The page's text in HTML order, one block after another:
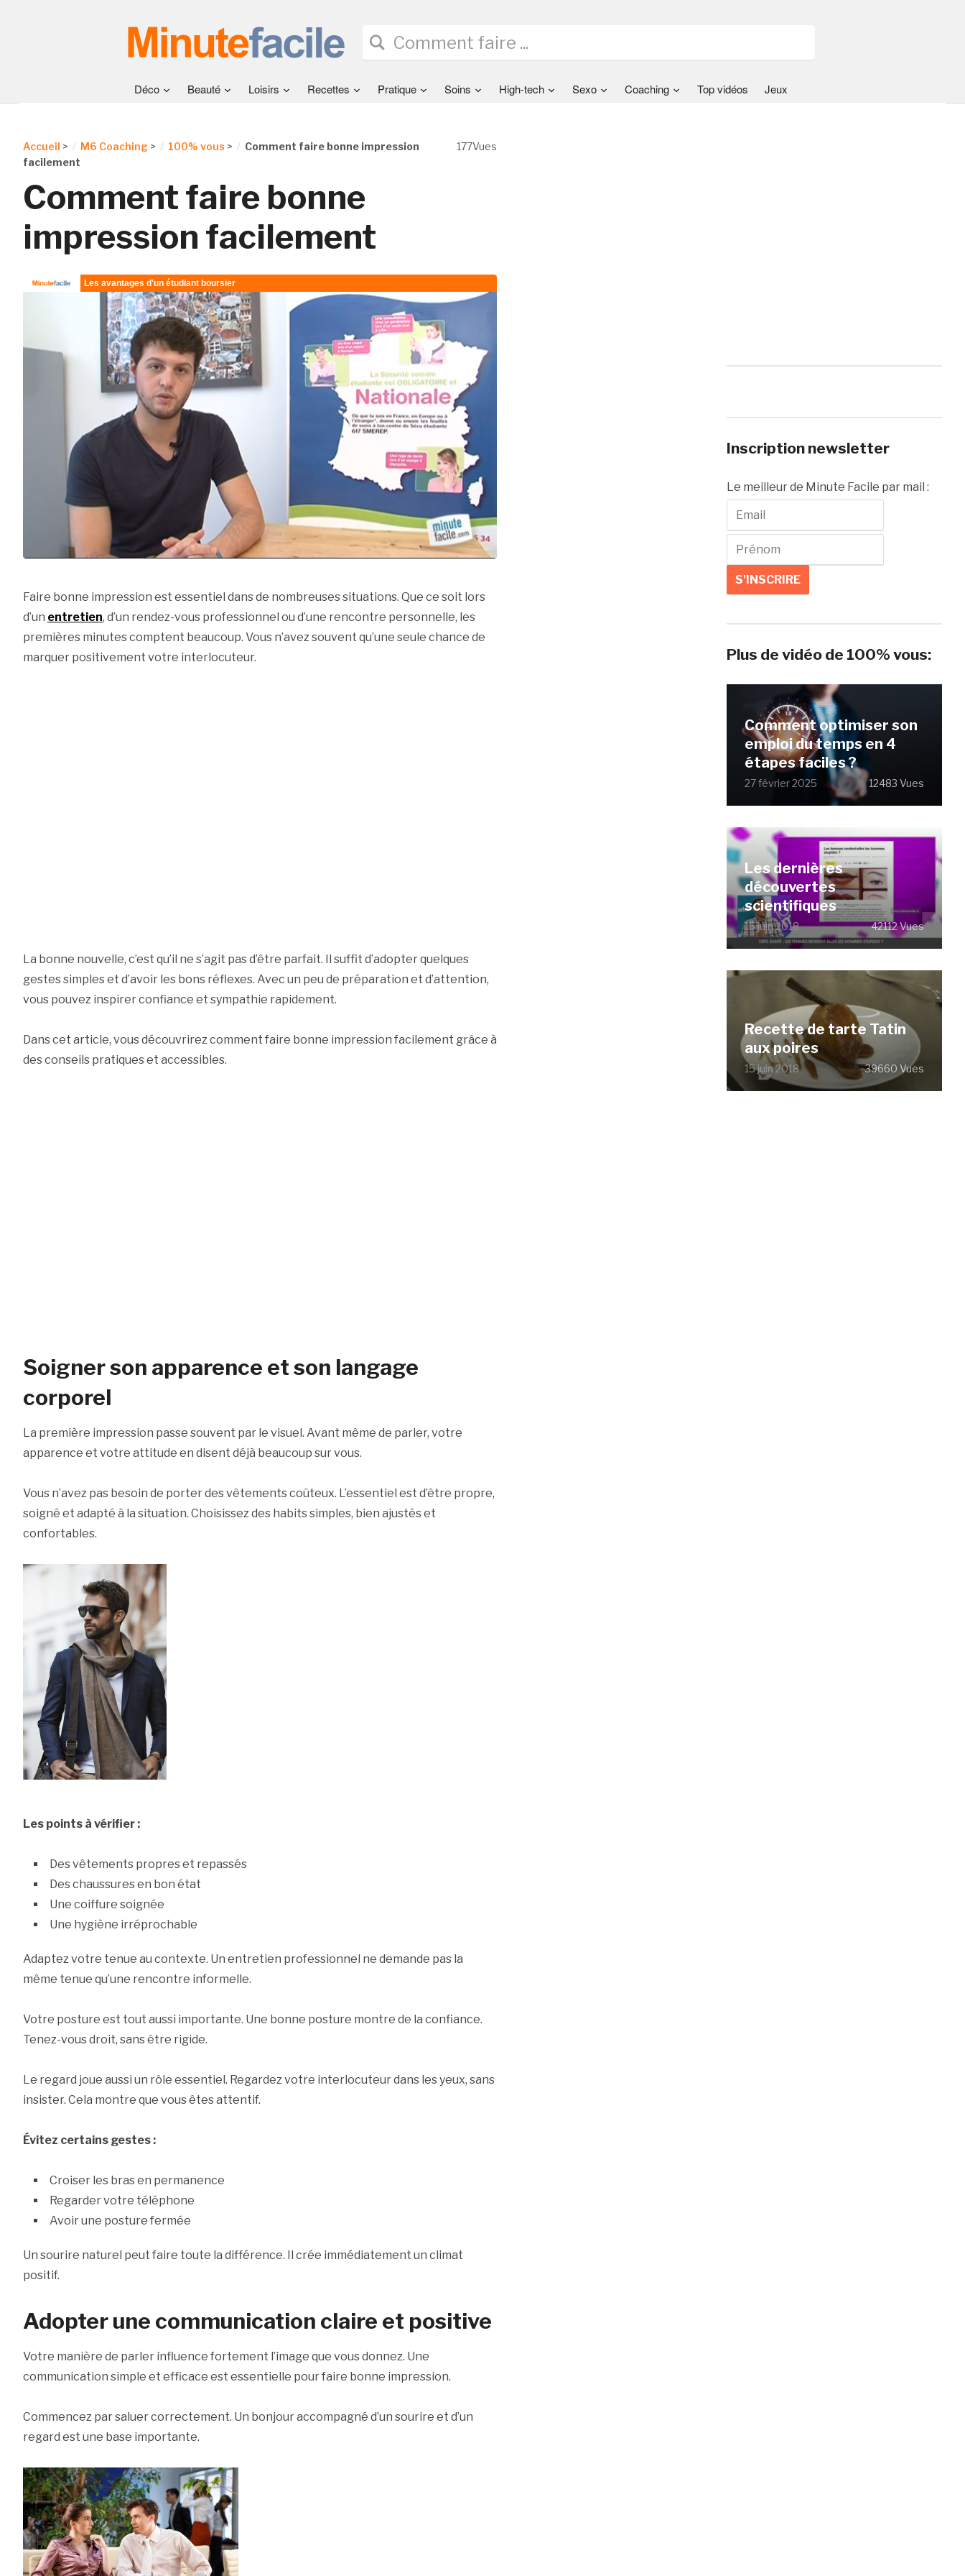
Déco Beauté Loisirs Recettes Pratique Soins High-tech Sexo Coaching Top vidéos Jeux
177Vues
Accueil > M6 Coaching > 100% vous >
Comment faire bonne impression
facilement
Comment faire bonne
impression facilement
Faire bonne impression est essentiel dans de nombreuses situations. Que ce soit lors
d’un entretien, d’un rendez-vous professionnel ou d’une rencontre personnelle, les
premières minutes comptent beaucoup. Vous n’avez souvent qu’une seule chance de
marquer positivement votre interlocuteur.
La bonne nouvelle, c’est qu’il ne s’agit pas d’être parfait. Il suffit d’adopter quelques
gestes simples et d’avoir les bons réflexes. Avec un peu de préparation et d’attention,
vous pouvez inspirer confiance et sympathie rapidement.
Dans cet article, vous découvrirez comment faire bonne impression facilement grâce à
des conseils pratiques et accessibles.
Soigner son apparence et son langage
corporel
La première impression passe souvent par le visuel. Avant même de parler, votre
apparence et votre attitude en disent déjà beaucoup sur vous.
Vous n’avez pas besoin de porter des vêtements coûteux. L’essentiel est d’être propre,
soigné et adapté à la situation. Choisissez des habits simples, bien ajustés et
confortables.
Les points à vérifier :
Des vêtements propres et repassés
Des chaussures en bon état
Une coiffure soignée
Une hygiène irréprochable
Adaptez votre tenue au contexte. Un entretien professionnel ne demande pas la
même tenue qu’une rencontre informelle.
Votre posture est tout aussi importante. Une bonne posture montre de la confiance.
Tenez-vous droit, sans être rigide.
Le regard joue aussi un rôle essentiel. Regardez votre interlocuteur dans les yeux, sans
insister. Cela montre que vous êtes attentif.
Évitez certains gestes :
Croiser les bras en permanence
Regarder votre téléphone
Avoir une posture fermée
Un sourire naturel peut faire toute la différence. Il crée immédiatement un climat
positif.
Adopter une communication claire et positive
Votre manière de parler influence fortement l’image que vous donnez. Une
communication simple et efficace est essentielle pour faire bonne impression.
Commencez par saluer correctement. Un bonjour accompagné d’un sourire et d’un
regard est une base importante.
Inscription newsletter
Le meilleur de Minute Facile par mail :
Plus de vidéo de 100% vous:
Comment optimiser son
emploi du temps en 4
étapes faciles ?
27 février 2025 12483 Vues
Les dernières
découvertes
scientifiques
15 juin 2018 42112 Vues
Recette de tarte Tatin
aux poires
15 juin 2018 39660 Vues